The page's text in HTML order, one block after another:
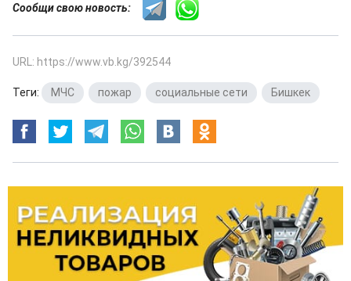
Сообщи свою новость:
URL: https://www.vb.kg/392544
Теги: МЧС пожар социальные сети Бишкек